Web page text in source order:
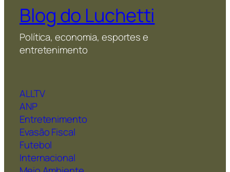
Blog do Luchetti
Política, economia, esportes e
entretenimento
ALLTV
ANP
Entretenimento
Evasão Fiscal
Futebol
Internacional